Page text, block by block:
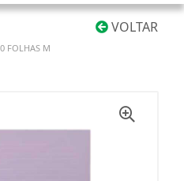
VOLTAR
FOLHAS M